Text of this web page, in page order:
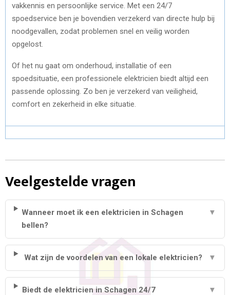
vakkennis en persoonlijke service. Met een 24/7
spoedservice ben je bovendien verzekerd van directe hulp bij
noodgevallen, zodat problemen snel en veilig worden
opgelost.
Of het nu gaat om onderhoud, installatie of een
spoedsituatie, een professionele elektricien biedt altijd een
passende oplossing. Zo ben je verzekerd van veiligheid,
comfort en zekerheid in elke situatie.
Veelgestelde vragen
Wanneer moet ik een elektricien in Schagen
bellen?
▼
Wat zijn de voordelen van een lokale elektricien? ▼
Biedt de elektricien in Schagen 24/7
▼